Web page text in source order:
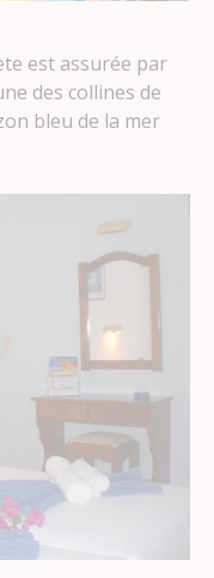
est assurée par
des collines de
bleu de la mer